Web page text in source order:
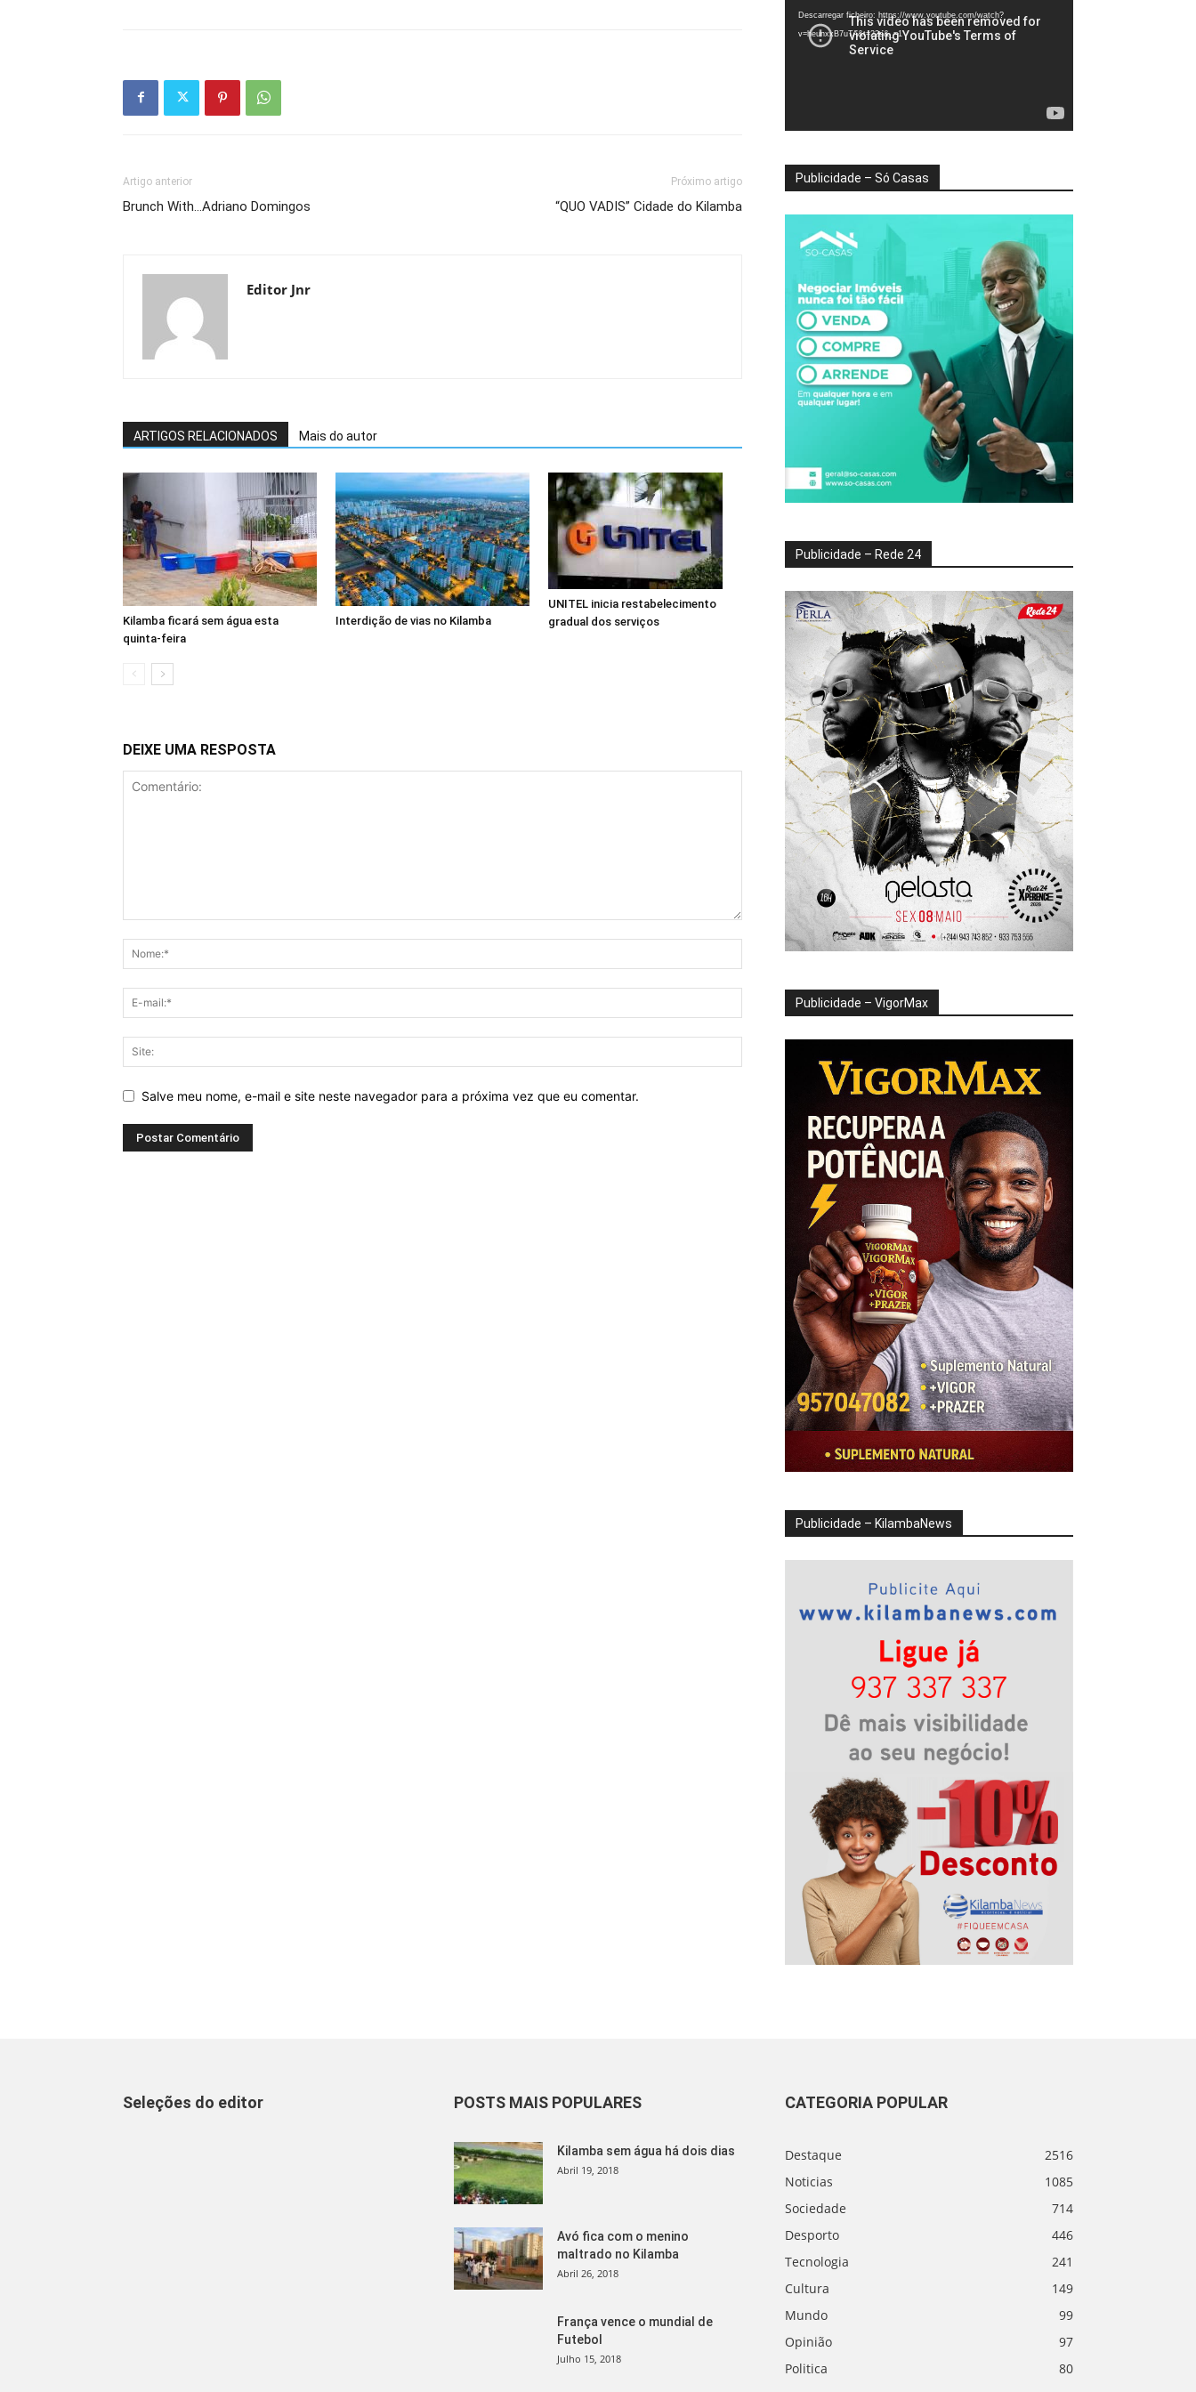
Artigo anterior
Brunch With…Adriano Domingos
Próximo artigo
“QUO VADIS” Cidade do Kilamba
Editor Jnr
ARTIGOS RELACIONADOS Mais do autor
Kilamba ficará sem água esta
quinta-feira
Interdição de vias no Kilamba
UNITEL inicia restabelecimento
gradual dos serviços
DEIXE UMA RESPOSTA
Salve meu nome, e-mail e site neste navegador para a próxima vez que eu comentar.
vídeo
Descarregar ficheiro: https://www.youtube.com/watch?
v=heunxxB7uTA&t=22s&_=1
Publicidade – Só Casas
Publicidade – Rede 24
Publicidade – VigorMax
Publicidade – KilambaNews
Seleções do editor POSTS MAIS POPULARES
Kilamba sem água há dois dias
Abril 19, 2018
Avó fica com o menino
maltrado no Kilamba
Abril 26, 2018
França vence o mundial de
Futebol
Julho 15, 2018
CATEGORIA POPULAR
Destaque
2516
Noticias
1085
Sociedade
714
Desporto
446
Tecnologia
241
Cultura
149
Mundo
99
Opinião
97
Politica
80